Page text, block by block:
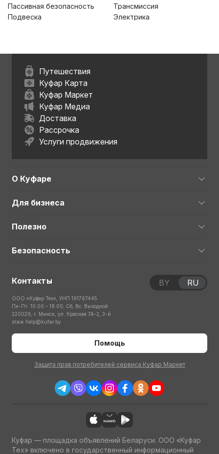
Пассивная безопасность
Подвеска
Трансмиссия
Электрика
Путешествия
Куфар Карта
Куфар Маркет
Куфар Медиа
Доставка
Рассрочка
Услуги продвижения
О Куфаре
Для бизнеса
Полезно
Безопасность
Контакты
ООО «Куфар Тех», УНП 191767445
Пн-Пт: 10:00 – 18:00; Сб, Вс: Выходной
220029, г. Минск, ул. Красная 7А-2, 3-й
этаж help@kufar.by
Помощь
Защита прав потребителей сервиса Куфар Маркет
BY RU
Куфар — площадка объявлений Беларуси. ООО «Куфар
Тех» включено в государственный информационный